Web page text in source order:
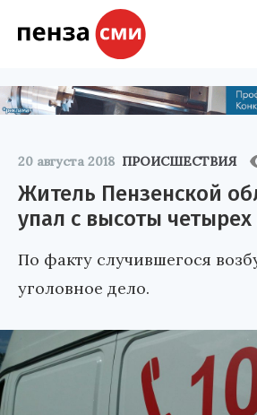
20 августа 2018 ПРОИСШЕСТВИЯ
Житель Пензенской
упал с высоты
По факту случившегося
уголовное дело.